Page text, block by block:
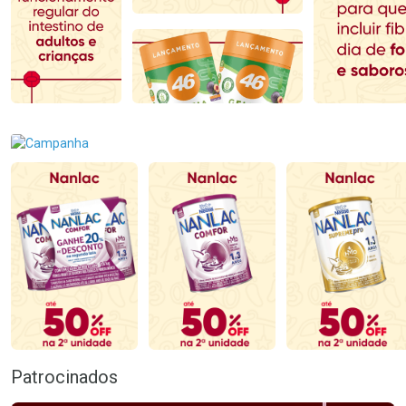
Comprar sem Desconto
Por R$ 118,99/cada
Comprar sem Desconto
Por R$ 118,99/cada
Comprar sem Desconto
Por R$ 166,99/cada
Comprar sem Desconto
Por R$ 166,99/cada
Patrocinados